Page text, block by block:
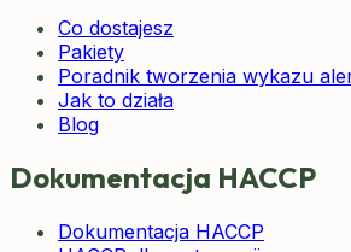
Co dostajesz
Pakiety
Poradnik tworzenia wykazu
Jak to działa
Blog
Dokumentacja HACCP
Dokumentacja HACCP